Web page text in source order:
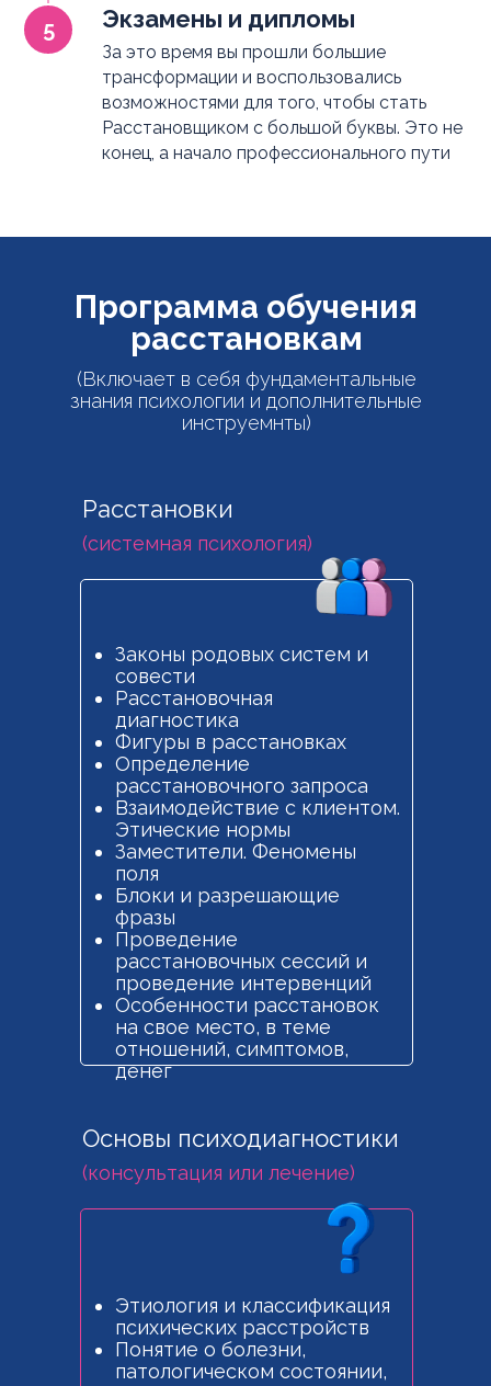
Экзамены и дипломы
За это время вы прошли большие
трансформации и воспользовались
возможностями для того, чтобы стать
Расстановщиком с большой буквы. Это не
конец, а начало профессионального пути
Программа обучения
расстановкам
(Включает в себя фундаментальные
знания психологии и дополнительные
инструемнты)
Основы психодиагностики
Этиология и классификация
психических расстройств
Понятие о болезни,
патологическом состоянии,
(консультация или лечение)
Расстановки
Законы родовых систем и
совести
Расстановочная
диагностика
Фигуры в расстановках
Определение
расстановочного запроса
Взаимодействие с клиентом.
Этические нормы
Заместители. Феномены
поля
Блоки и разрешающие
фразы
Проведение
расстановочных сессий и
проведение интервенций
Особенности расстановок
на свое место, в теме
отношений, симптомов,
денег
(системная психология)